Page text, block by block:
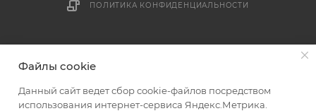
ПОЛИТИКА КОНФИДЕНЦИАЛЬНОСТИ
Файлы cookie
Данный сайт ведет сбор cookie-файлов посредством
использования интернет-сервиса Яндекс.Метрика.